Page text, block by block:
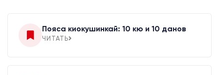
Пояса киокушинкай: 10 кю и 10 данов
ЧИТАТЬ